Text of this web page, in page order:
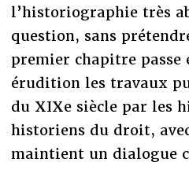
l’historiographie très
question, sans
premier chapitre passe
érudition les travaux
du XIXe siècle par les
historiens du droit,
maintient un dialogue